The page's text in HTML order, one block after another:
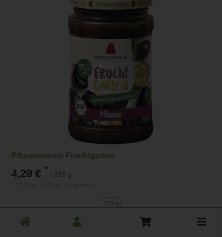
Pflaumenmus Fruchtgarten
4,29 € * / 225 g
225 g
Anzahl
Toggle